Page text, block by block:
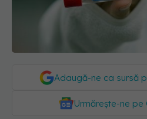
Adaugă-ne ca sursă
Urmărește-ne